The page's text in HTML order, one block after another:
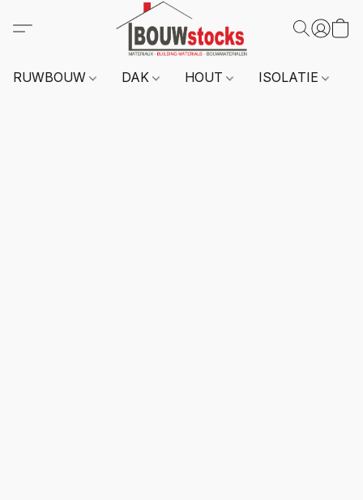
RUWBOUW DAK HOUT ISOLATIE